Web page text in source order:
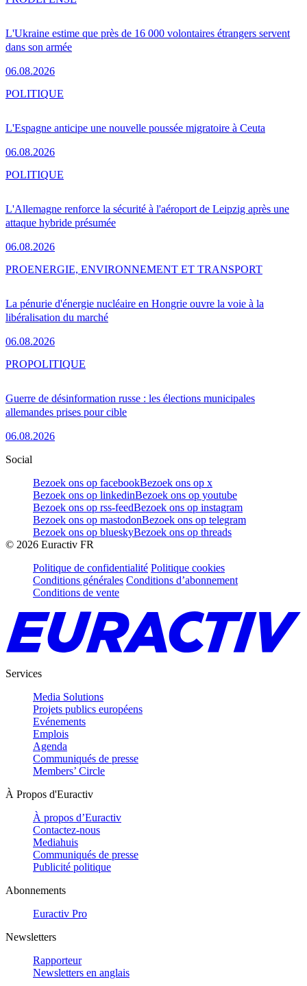
L'Ukraine estime que près de 16 000 volontaires étrangers servent
dans son armée
06.08.2026
L'Espagne anticipe une nouvelle poussée migratoire à Ceuta
06.08.2026
POLITIQUE
L'Allemagne renforce la sécurité à l'aéroport de Leipzig après une
attaque hybride présumée
06.08.2026
POLITIQUE
La pénurie d'énergie nucléaire en Hongrie ouvre la voie à la
libéralisation du marché
06.08.2026
PROENERGIE, ENVIRONNEMENT ET TRANSPORT
Guerre de désinformation russe : les élections municipales
allemandes prises pour cible
06.08.2026
PROPOLITIQUE
Social
Bezoek ons op facebookBezoek ons op x
Bezoek ons op linkedinBezoek ons op youtube
Bezoek ons op rss-feedBezoek ons op instagram
Bezoek ons op mastodonBezoek ons op telegram
Bezoek ons op blueskyBezoek ons op threads
© 2026 Euractiv FR
Politique de confidentialité Politique cookies
Conditions générales Conditions d’abonnement
Conditions de vente
Services
Media Solutions
Projets publics européens
Evénements
Emplois
Agenda
Communiqués de presse
Members’ Circle
À Propos d'Euractiv
À propos d’Euractiv
Contactez-nous
Mediahuis
Communiqués de presse
Publicité politique
Abonnements
Euractiv Pro
Newsletters
Rapporteur
Newsletters en anglais